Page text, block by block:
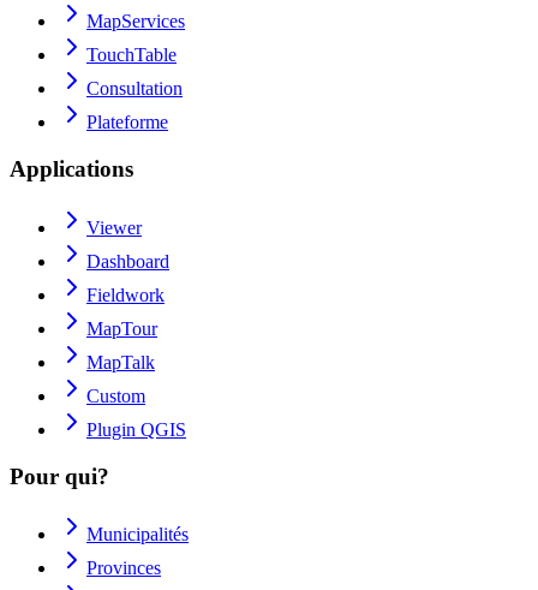
MapServices
TouchTable
Consultation
Plateforme
Applications
Viewer
Dashboard
Fieldwork
MapTour
MapTalk
Custom
Plugin QGIS
Pour qui?
Municipalités
Provinces